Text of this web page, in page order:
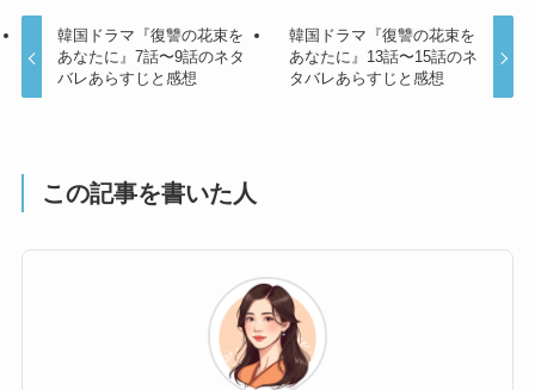
韓国ドラマ『復讐の花束を
あなたに』7話〜9話のネタ
バレあらすじと感想
韓国ドラマ『復讐の花束を
あなたに』13話〜15話のネ
タバレあらすじと感想
この記事を書いた人